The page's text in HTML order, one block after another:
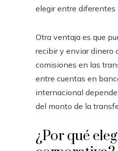
elegir entre diferentes
Otra ventaja es que
recibir y enviar dinero
comisiones en las
entre cuentas en
internacional
del monto de la
¿Por qué